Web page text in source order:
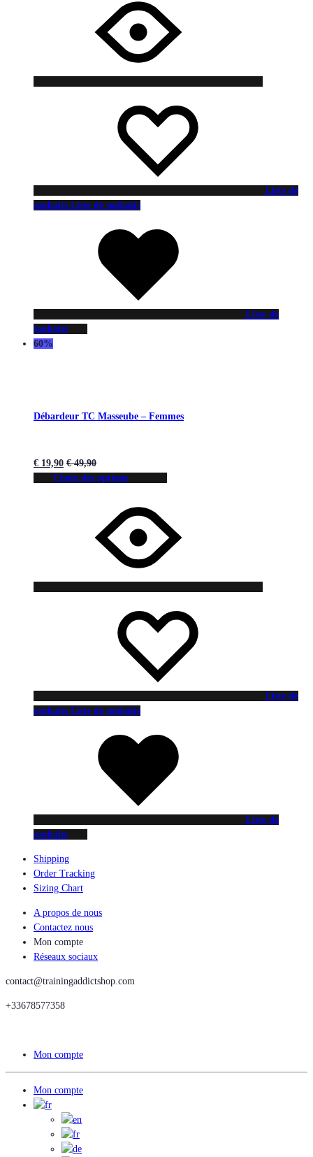
Liste de
souhaits Liste de souhaits
Liste de
souhaits
60%
Débardeur TC Masseube – Femmes
€ 19,90 €49,90
Choix des options
Liste de
souhaits Liste de souhaits
Liste de
souhaits
Shipping
Order Tracking
Sizing Chart
A propos de nous
Contactez nous
Mon compte
Réseaux sociaux
contact@trainingaddictshop.com
+33678577358
Mon compte
Mon compte